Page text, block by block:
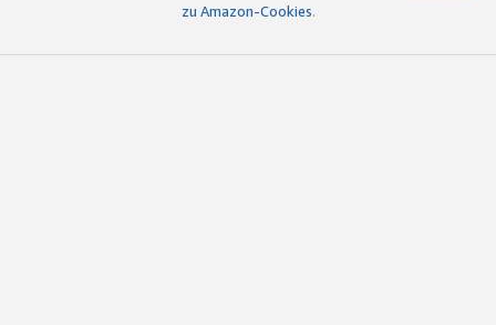
zu Amazon-Cookies.